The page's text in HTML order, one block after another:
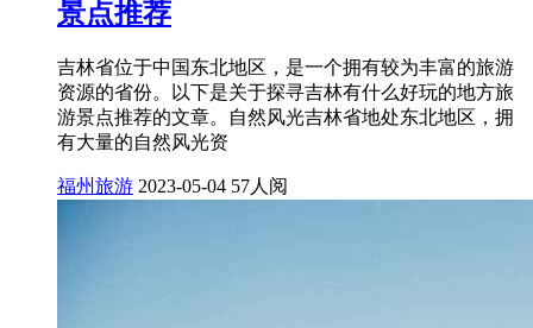
景点推荐
吉林省位于中国东北地区，是一个拥有较为丰富的旅游
资源的省份。以下是关于探寻吉林有什么好玩的地方旅
游景点推荐的文章。自然风光吉林省地处东北地区，拥
有大量的自然风光资
福州旅游 2023-05-04 57人阅